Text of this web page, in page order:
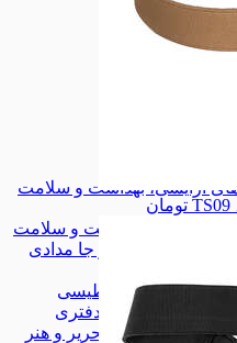
کمری
آرایشی، بهداشت و سلامت
آرایشی، بهداشت و سلامت
کیف، کوله و جا مدادی
وایت برد مغناطیسی
لوازم اداری و دفتری
کتاب، لوازم التحریر و هنر
تومان